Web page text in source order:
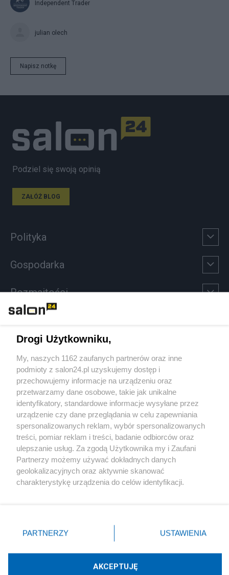
Independent Trader
julian olech
Napisz notkę
Podziel się swoją opinią
ZAŁÓŻ BLOG
Polityka
Gospodarka
Rozmaitości
Sport
Społeczeństwo
Kultura
X Facebook Instagram Youtube
Drogi Użytkowniku,
My, naszych 1162 zaufanych partnerów oraz inne
podmioty z salon24.pl uzyskujemy dostęp i
przechowujemy informacje na urządzeniu oraz
przetwarzamy dane osobowe, takie jak unikalne
identyfikatory, standardowe informacje wysyłane przez
urządzenie czy dane przeglądania w celu zapewniania
spersonalizowanych reklam, wybór spersonalizowanych
treści, pomiar reklam i treści, badanie odbiorców oraz
ulepszanie usług. Za zgodą Użytkownika my i Zaufani
Partnerzy możemy używać dokładnych danych
geolokalizacyjnych oraz aktywnie skanować
charakterystykę urządzenia do celów identyfikacji.
zmienić/wycofać klikając przycisk ustawień prywatności
znajdujący się w lewym dolnym rogu strony
rodzaje przetwarzania danych nie wymagają zgody
użytkownika, ale masz prawo sprzeciwić się takiemu
PARTNERZY USTAWIENIA
AKCEPTUJĘ